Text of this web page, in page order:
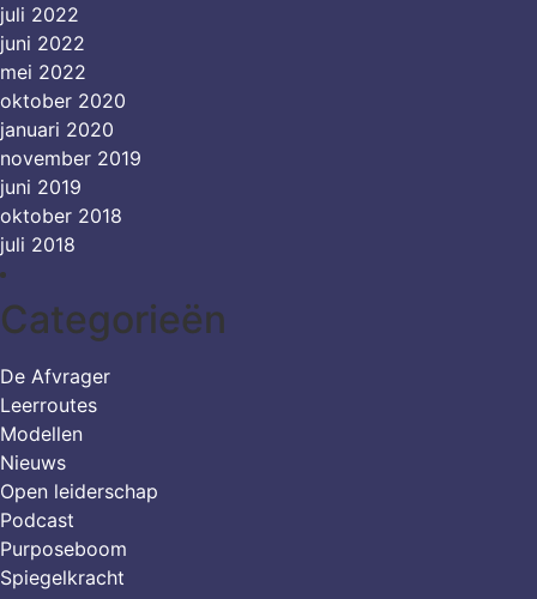
juli 2022
juni 2022
mei 2022
oktober 2020
januari 2020
november 2019
juni 2019
oktober 2018
juli 2018
Categorieën
De Afvrager
Leerroutes
Modellen
Nieuws
Open leiderschap
Podcast
Purposeboom
Spiegelkracht